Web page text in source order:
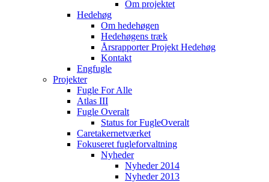
Om projektet
Hedehøg
Om hedehøgen
Hedehøgens træk
Årsrapporter Projekt Hedehøg
Kontakt
Engfugle
Projekter
Fugle For Alle
Atlas III
Fugle Overalt
Status for FugleOveralt
Caretakernetværket
Fokuseret fugleforvaltning
Nyheder
Nyheder 2014
Nyheder 2013